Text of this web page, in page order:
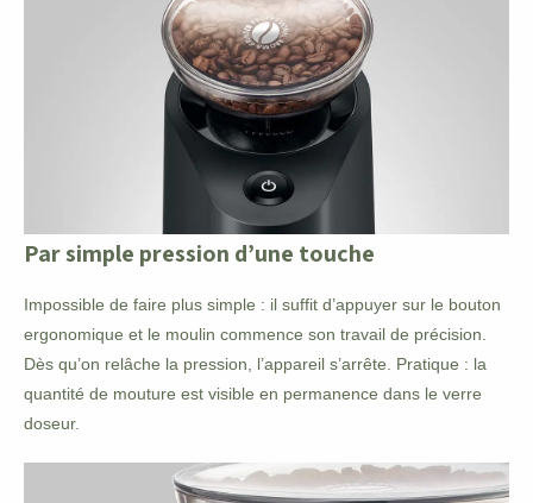
Par simple pression d’une touche
Impossible de faire plus simple : il suffit d’appuyer sur le bouton
ergonomique et le moulin commence son travail de précision.
Dès qu’on relâche la pression, l’appareil s’arrête. Pratique : la
quantité de mouture est visible en permanence dans le verre
doseur.